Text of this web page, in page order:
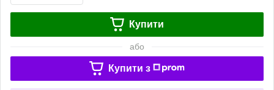
Купити
або
Купити з